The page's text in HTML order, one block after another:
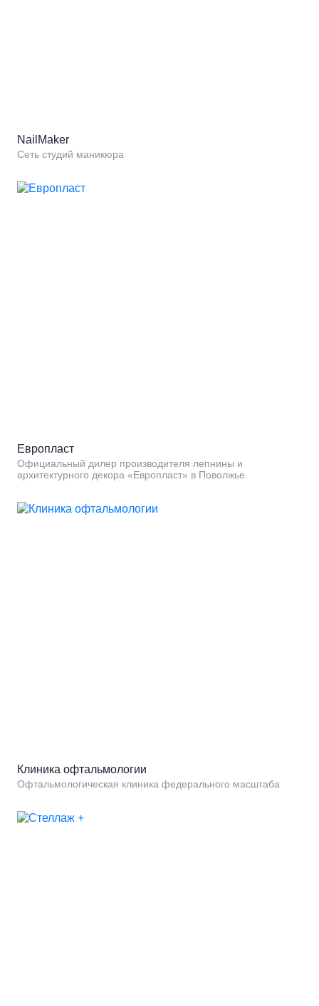
NailMaker
Сеть студий маникюра
Европласт
Официальный дилер производителя лепнины и
архитектурного декора «Европласт» в Поволжье.
Клиника офтальмологии
Офтальмологическая клиника федерального масштаба